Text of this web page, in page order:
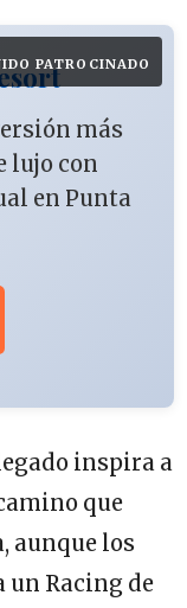
PATROCINADO
más
lujo con
en Punta
inspira a
que
aunque los
un Racing de